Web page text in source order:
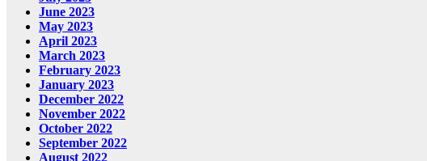
June 2023
May 2023
April 2023
March 2023
February 2023
January 2023
December 2022
November 2022
October 2022
September 2022
August 2022